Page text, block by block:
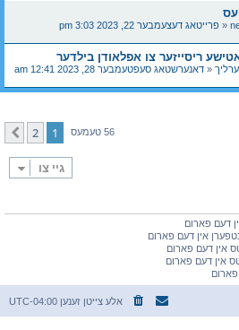
« פרייטאג דעצעמבער 22, 2023 3:03 pm
ריסייזער צו אפלאודן בילדער
« דאנערשטאג סעפטעמבער 28, 2023 12:41 am
56 טעמעס 1
2
קומענדיגע
גיי צו
דעם פארום
אין דעם פארום
אין דעם פארום
אין דעם פארום
פארום
אלע צייטן זענען UTC-04:00